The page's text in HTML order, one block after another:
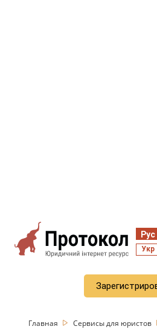
Рус
Укр
Главная Сервисы для юристов